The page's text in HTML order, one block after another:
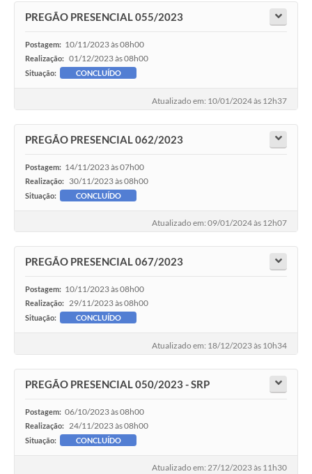
PREGÃO PRESENCIAL 055/2023
Postagem: 10/11/2023 às 08h00
Realização: 01/12/2023 às 08h00
Situação: CONCLUÍDO
Atualizado em: 10/01/2024 às 12h37
PREGÃO PRESENCIAL 062/2023
Postagem: 14/11/2023 às 07h00
Realização: 30/11/2023 às 08h00
Situação: CONCLUÍDO
Atualizado em: 09/01/2024 às 12h07
PREGÃO PRESENCIAL 067/2023
Postagem: 10/11/2023 às 08h00
Realização: 29/11/2023 às 08h00
Situação: CONCLUÍDO
Atualizado em: 18/12/2023 às 10h34
PREGÃO PRESENCIAL 050/2023 - SRP
Postagem: 06/10/2023 às 08h00
Realização: 24/11/2023 às 08h00
Situação: CONCLUÍDO
Atualizado em: 27/12/2023 às 11h30